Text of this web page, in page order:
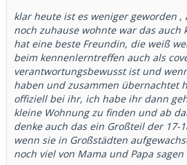
klar heute ist es weniger geworden ,
noch zuhause wohnte war das auch
hat eine beste Freundin, die weiß
beim kennenlerntreffen auch als
verantwortungsbewusst ist und
haben und zusammen übernachtet
offiziell bei ihr, ich habe ihr dann
kleine Wohnung zu finden und ab
denke auch das ein Großteil der 17-
wenn sie in Großstädten
noch viel von Mama und Papa sagen